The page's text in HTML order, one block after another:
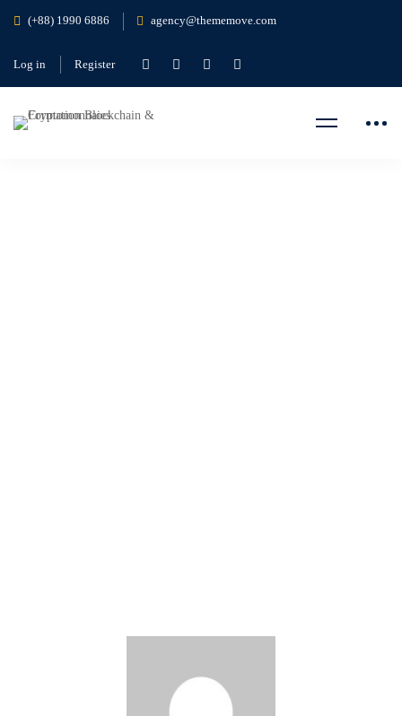
(+88) 1990 6886 agency@thememove.com
Log in Register